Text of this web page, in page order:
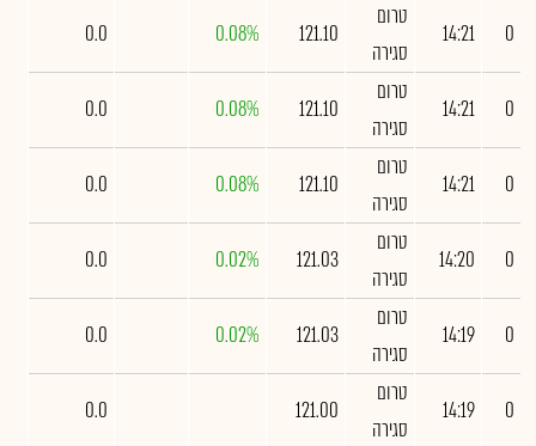
0
14:21
טרום
סגירה
121.10
0.08%
0.0
0
14:21
טרום
סגירה
121.10
0.08%
0.0
0
14:21
טרום
סגירה
121.10
0.08%
0.0
0
14:20
טרום
סגירה
121.03
0.02%
0.0
0
14:19
טרום
סגירה
121.03
0.02%
0.0
0
14:19
טרום
סגירה
121.00
0.0